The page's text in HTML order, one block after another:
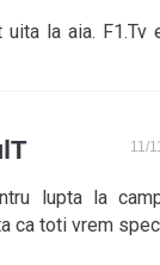
uita la aia. F1.Tv
11/
lupta la
ca toti vrem